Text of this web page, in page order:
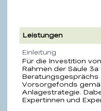
Leistungen
Einleitung
Für die Investition
Rahmen der Säule
Beratungsgesprächs
Vorsorgefonds
Anlagestrategie.
Expertinnen und